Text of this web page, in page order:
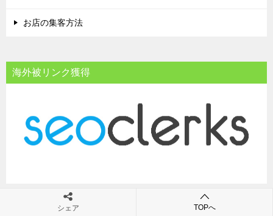
お店の集客方法
海外被リンク獲得
シェア TOPへ